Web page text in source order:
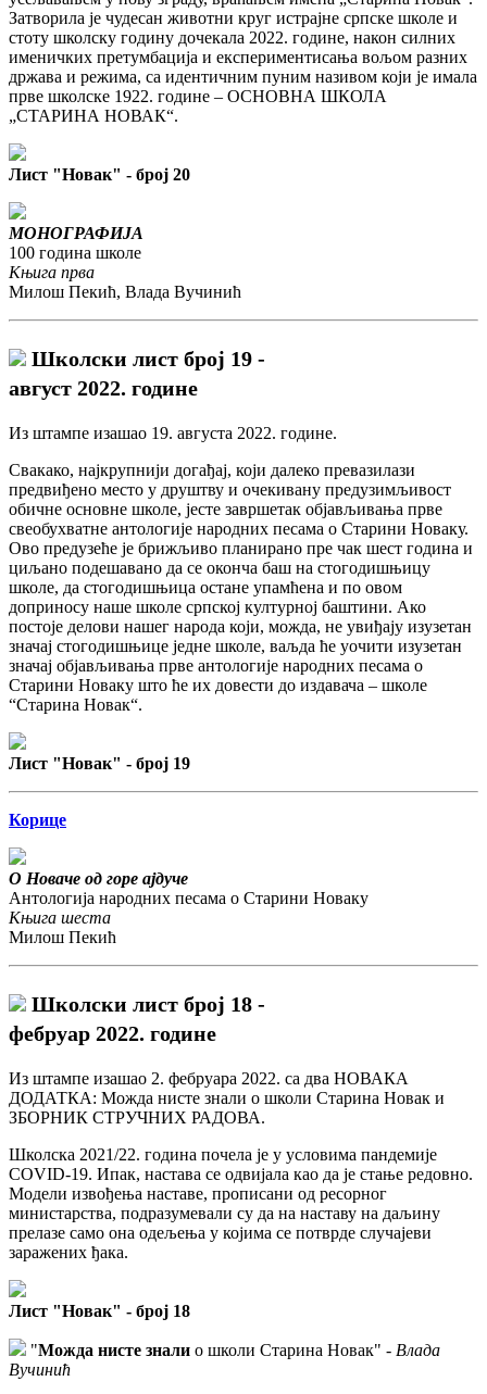
Затворила је чудесан животни круг истрајне српске школе и
стоту школску годину дочекала 2022. године, након силних
именичких претумбација и експериментисања вољом разних
држава и режима, са идентичним пуним називом који је имала
прве школске 1922. године – ОСНОВНА ШКОЛА
„СТАРИНА НОВАК“.
Лист "Новак" - број 20
МОНОГРАФИЈА
100 година школе
Књига прва
Милош Пекић, Влада Вучинић
Школски лист број 19 -
август 2022. године
Из штампе изашао 19. августа 2022. године.
Свакако, најкрупнији догађај, који далеко превазилази
предвиђено место у друштву и очекивану предузимљивост
обичне основне школе, јесте завршетак објављивања прве
свеобухватне антологије народних песама о Старини Новаку.
Ово предузеће је брижљиво планирано пре чак шест година и
циљано подешавано да се оконча баш на стогодишњицу
школе, да стогодишњица остане упамћена и по овом
доприносу наше школе српској културној баштини. Ако
постоје делови нашег народа који, можда, не увиђају изузетан
значај стогодишњице једне школе, ваљда ће уочити изузетан
значај објављивања прве антологије народних песама о
Старини Новаку што ће их довести до издавача – школе
“Старина Новак“.
Лист "Новак" - број 19
Корице
О Новаче од горе ајдуче
Антологија народних песама о Старини Новаку
Књига шеста
Милош Пекић
Школски лист број 18 -
фебруар 2022. године
Из штампе изашао 2. фебруара 2022. са два НОВАКА
ДОДАТКА: Можда нисте знали о школи Старина Новак и
ЗБОРНИК СТРУЧНИХ РАДОВА.
Школска 2021/22. година почела је у условима пандемије
COVID-19. Ипак, настава се одвијала као да је стање редовно.
Модели извођења наставе, прописани од ресорног
министарства, подразумевали су да на наставу на даљину
прелазе само она одељења у којима се потврде случајеви
заражених ђака.
Лист "Новак" - број 18
"Можда нисте знали о школи Старина Новак" - Влада
Вучинић